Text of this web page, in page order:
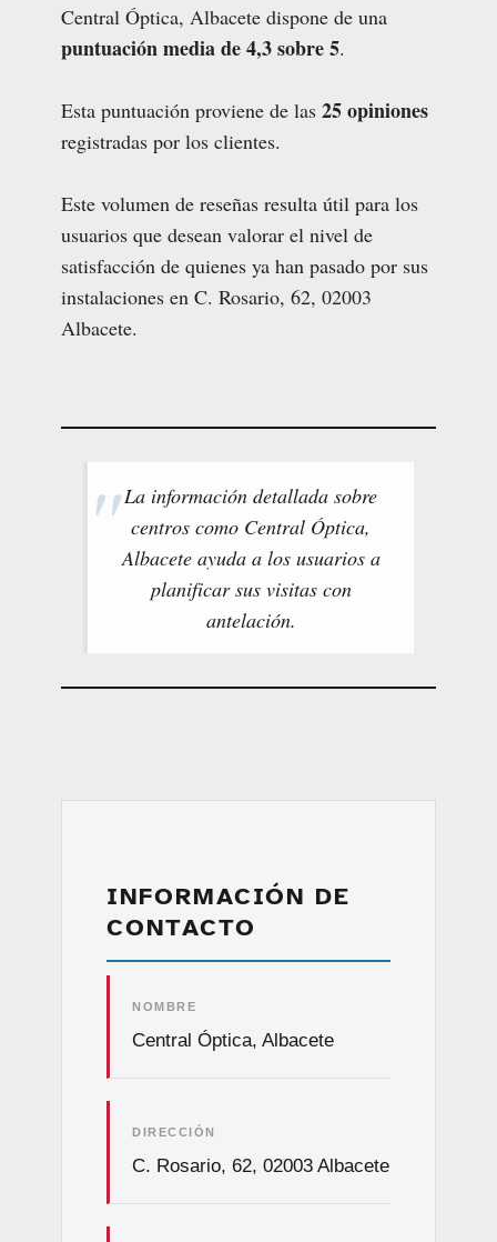
Central Óptica, Albacete dispone de una
puntuación media de 4,3 sobre 5.
Esta puntuación proviene de las 25 opiniones
registradas por los clientes.
Este volumen de reseñas resulta útil para los
usuarios que desean valorar el nivel de
satisfacción de quienes ya han pasado por sus
instalaciones en C. Rosario, 62, 02003
Albacete.
La información detallada sobre
centros como Central Óptica,
Albacete ayuda a los usuarios a
planificar sus visitas con
antelación.
INFORMACIÓN DE
CONTACTO
NOMBRE
Central Óptica, Albacete
DIRECCIÓN
C. Rosario, 62, 02003 Albacete